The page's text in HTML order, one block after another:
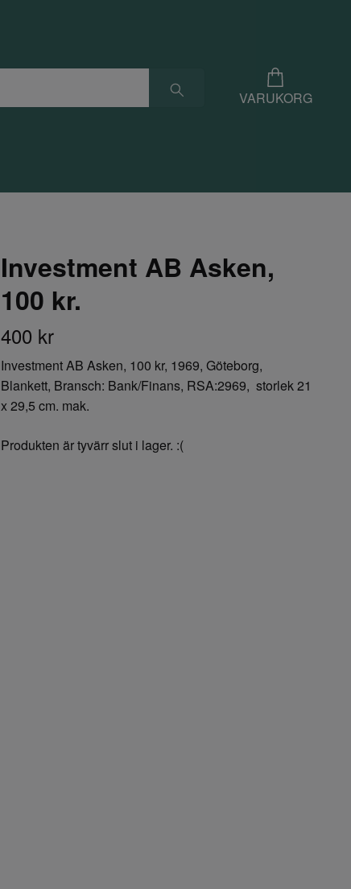
VARUKORG
Investment AB Asken,
100 kr.
400 kr
Investment AB Asken, 100 kr, 1969, Göteborg,
Blankett, Bransch: Bank/Finans, RSA:2969, storlek 21
x 29,5 cm. mak.
Produkten är tyvärr slut i lager. :(